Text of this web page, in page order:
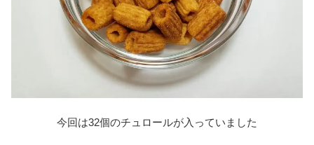
今回は32個のチュロールが入っていました